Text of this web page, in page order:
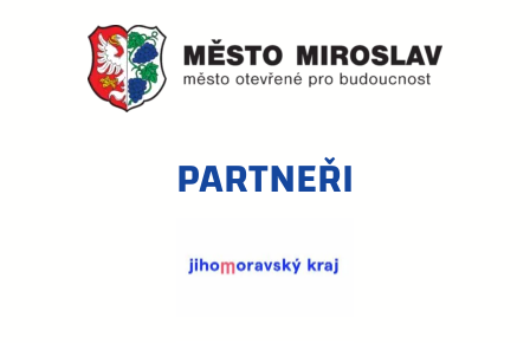
PARTNEŘI